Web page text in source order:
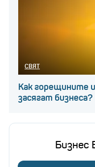
СВЯТ
Как горещините
засягат бизнеса?
Бизнес